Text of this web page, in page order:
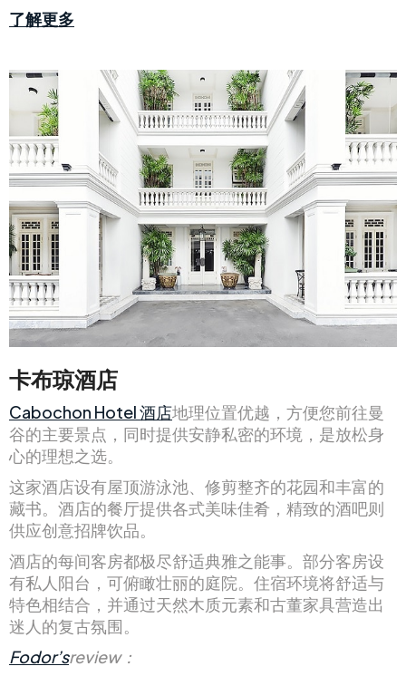
了解更多
卡布琼酒店
Cabochon Hotel 酒店地理位置优越，方便您前往曼
谷的主要景点，同时提供安静私密的环境，是放松身
心的理想之选。
这家酒店设有屋顶游泳池、修剪整齐的花园和丰富的
藏书。酒店的餐厅提供各式美味佳肴，精致的酒吧则
供应创意招牌饮品。
酒店的每间客房都极尽舒适典雅之能事。部分客房设
有私人阳台，可俯瞰壮丽的庭院。住宿环境将舒适与
特色相结合，并通过天然木质元素和古董家具营造出
迷人的复古氛围。
Fodor’sreview：